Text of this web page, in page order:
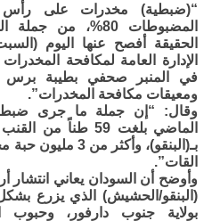
“(ضبطية) مخدرات على رأس
المضبوطات 80%، من
الإدارة العامة لمكافحة
في المنبر صحفي بطيبة برس
ومعيقات مكافحة المخدرات”.
وقال: “إن جملة ما جرى
الماضي بلغت 59 طناً
القات”.
وأوضح أن السودان يعاني انتشار
(البنقو/الحشيش) الذي يزرع
بولاية جنوب دارفور، وحبوب